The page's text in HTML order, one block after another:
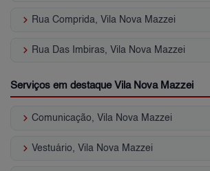
keyboard_arrow_right Rua Comprida, Vila Nova Mazzei
keyboard_arrow_right Rua Das Imbiras, Vila Nova Mazzei
Serviços em destaque Vila Nova Mazzei
keyboard_arrow_right Comunicação, Vila Nova Mazzei
keyboard_arrow_right Vestuário, Vila Nova Mazzei